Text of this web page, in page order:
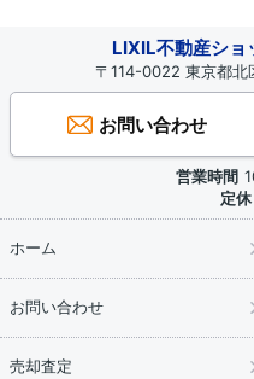
LIXIL不動産シ
〒114-0022 東京都北
お問い合わせ
営業時間
定
ホーム
お問い合わせ
売却査定